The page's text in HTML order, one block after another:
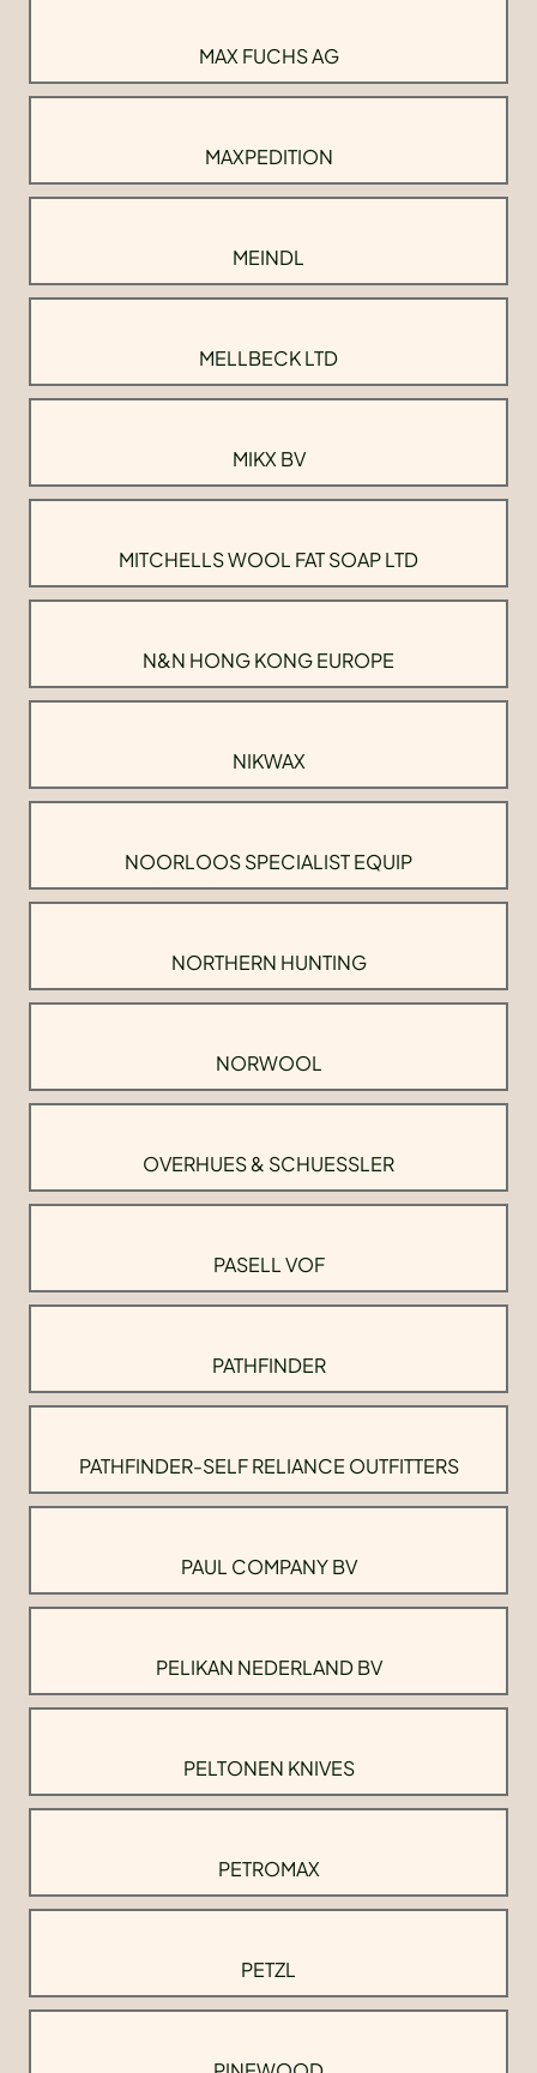
MAX FUCHS AG
MAXPEDITION
MEINDL
MELLBECK LTD
MIKX BV
MITCHELLS WOOL FAT SOAP LTD
N&N HONG KONG EUROPE
NIKWAX
NOORLOOS SPECIALIST EQUIP
NORTHERN HUNTING
NORWOOL
OVERHUES & SCHUESSLER
PASELL VOF
PATHFINDER
PATHFINDER-SELF RELIANCE OUTFITTERS
PAUL COMPANY BV
PELIKAN NEDERLAND BV
PELTONEN KNIVES
PETROMAX
PETZL